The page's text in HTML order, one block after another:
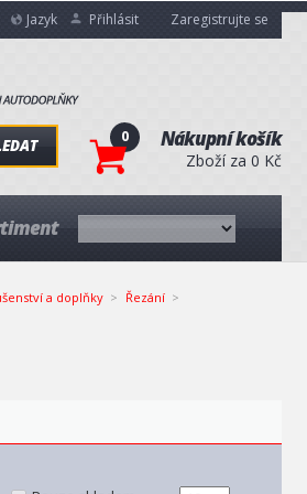
Jazyk Přihlásit Zaregistrujte se
0 Nákupní košík
Zboží za 0 Kč
a doplňky
Řezání